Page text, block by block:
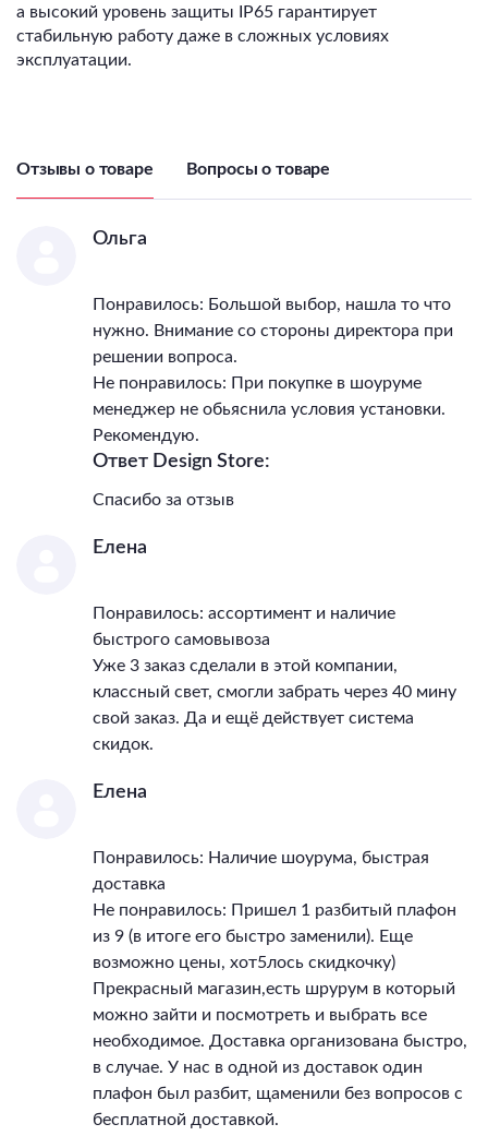
а высокий уровень защиты IP65 гарантирует
стабильную работу даже в сложных условиях
эксплуатации.
Отзывы о товаре Вопросы о товаре
Ольга
Понравилось: Большой выбор, нашла то что
нужно. Внимание со стороны директора при
решении вопроса.
Не понравилось: При покупке в шоуруме
менеджер не обьяснила условия установки.
Рекомендую.
Ответ Design Store:
Спасибо за отзыв
Елена
Понравилось: ассортимент и наличие
быстрого самовывоза
Уже 3 заказ сделали в этой компании,
классный свет, смогли забрать через 40 мину
свой заказ. Да и ещё действует система
скидок.
Елена
Понравилось: Наличие шоурума, быстрая
доставка
Не понравилось: Пришел 1 разбитый плафон
из 9 (в итоге его быстро заменили). Еще
возможно цены, хот5лось скидкочку)
Прекрасный магазин,есть шрурум в который
можно зайти и посмотреть и выбрать все
необходимое. Доставка организована быстро,
в случае. У нас в одной из доставок один
плафон был разбит, щаменили без вопросов с
бесплатной доставкой.